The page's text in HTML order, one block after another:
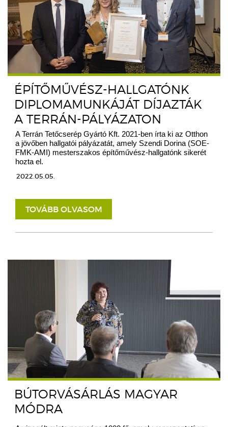
ÉPÍTŐMŰVÉSZ-HALLGATÓNK
DIPLOMAMUNKÁJÁT DÍJAZTÁK
A TERRÁN-PÁLYÁZATON
A Terrán Tetőcserép Gyártó Kft. 2021-ben írta ki az Otthon
a jövőben hallgatói pályázatát, amely Szendi Dorina (SOE-
FMK-AMI) mesterszakos építőművész-hallgatónk sikerét
hozta el.
2022.05.05.
TOVÁBB OLVASOM
BÚTORVÁSÁRLÁS MAGYAR
MÓDRA